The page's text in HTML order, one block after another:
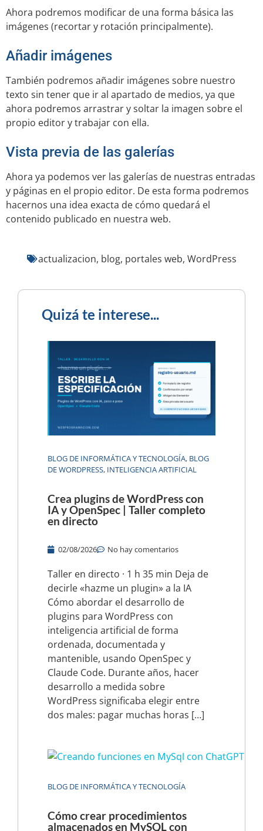
Ahora podremos modificar de una forma básica las
imágenes (recortar y rotación principalmente).
Añadir imágenes
También podremos añadir imágenes sobre nuestro
texto sin tener que ir al apartado de medios, ya que
ahora podremos arrastrar y soltar la imagen sobre el
propio editor y trabajar con ella.
Vista previa de las galerías
Ahora ya podemos ver las galerías de nuestras entradas
y páginas en el propio editor. De esta forma podremos
hacernos una idea exacta de cómo quedará el
contenido publicado en nuestra web.
actualizacion, blog, portales web, WordPress
Quizá te interese...
BLOG DE INFORMÁTICA Y TECNOLOGÍA, BLOG
DE WORDPRESS, INTELIGENCIA ARTIFICIAL
Crea plugins de WordPress con
IA y OpenSpec | Taller completo
en directo
02/08/2026 No hay comentarios
Taller en directo · 1 h 35 min Deja de
decirle «hazme un plugin» a la IA
Cómo abordar el desarrollo de
plugins para WordPress con
inteligencia artificial de forma
ordenada, documentada y
mantenible, usando OpenSpec y
Claude Code. Durante años, hacer
desarrollo a medida sobre
WordPress significaba elegir entre
dos males: pagar muchas horas […]
BLOG DE INFORMÁTICA Y TECNOLOGÍA
Cómo crear procedimientos
almacenados en MySQL con